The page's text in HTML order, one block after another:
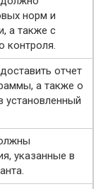
норм и
а также с
контроля.
отчет
а также о
установленный
указанные в